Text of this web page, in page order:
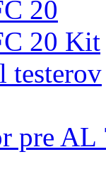
20
20 Kit
testerov
pre AL